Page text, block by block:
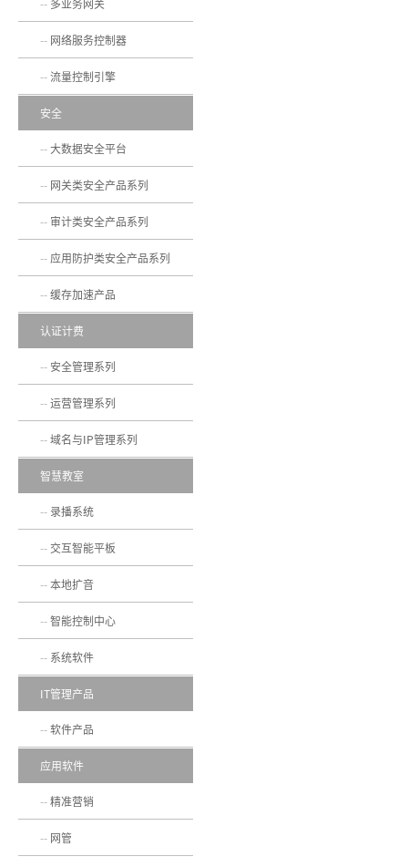
多业务网关
网络服务控制器
流量控制引擎
安全
大数据安全平台
网关类安全产品系列
审计类安全产品系列
应用防护类安全产品系列
缓存加速产品
认证计费
安全管理系列
运营管理系列
域名与IP管理系列
智慧教室
录播系统
交互智能平板
本地扩音
智能控制中心
系统软件
IT管理产品
软件产品
应用软件
精准营销
网管